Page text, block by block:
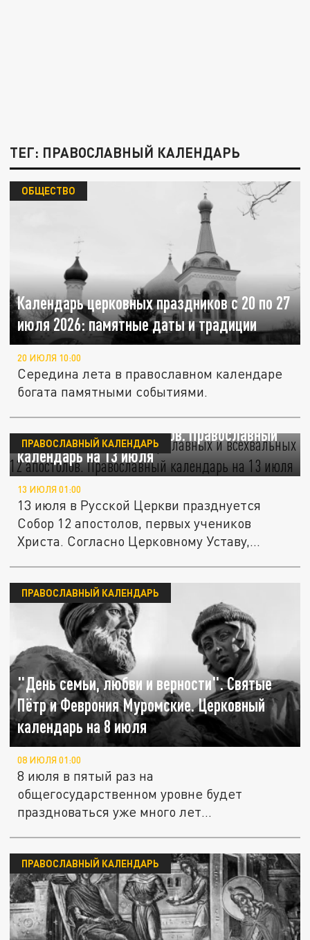
ТЕГ: ПРАВОСЛАВНЫЙ КАЛЕНДАРЬ
Календарь церковных праздников с 20 по 27
июля 2026: памятные даты и традиции
ОБЩЕСТВО
20 ИЮЛЯ 10:00
Середина лета в православном календаре
богата памятными событиями.
"Ученики Спасителя". Собор славных и
всехвальных 12 апостолов. Православный
календарь на 13 июля
ПРАВОСЛАВНЫЙ КАЛЕНДАРЬ
13 ИЮЛЯ 01:00
13 июля в Русской Церкви празднуется
Собор 12 апостолов, первых учеников
Христа. Согласно Церковному Уставу,...
"День семьи, любви и верности". Святые
Пётр и Феврония Муромские. Церковный
календарь на 8 июля
ПРАВОСЛАВНЫЙ КАЛЕНДАРЬ
08 ИЮЛЯ 01:00
8 июля в пятый раз на
общегосударственном уровне будет
праздноваться уже много лет
ПРАВОСЛАВНЫЙ КАЛЕНДАРЬ